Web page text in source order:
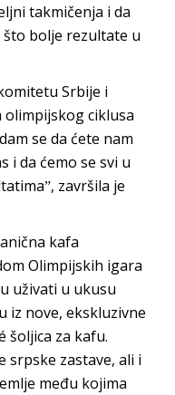
takmičenja i da
što bolje rezultate u
Srbije i
ciklusa
se da ćete nam
i da ćemo se svi u
završila je
kafa
Olimpijskih igara
uživati u ukusu
iz nove, ekskluzivne
šoljica za kafu.
srpske zastave, ali i
među kojima